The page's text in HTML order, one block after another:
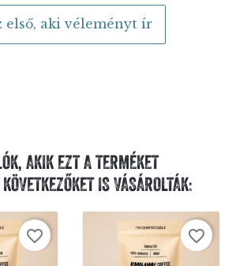
első, aki véleményt ír
AKIK EZT A TERMÉKET
IS VÁSÁROLTÁK:
favorite_border favorite_border